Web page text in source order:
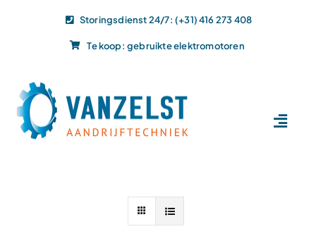
Storingsdienst 24/7: (+31) 416 273 408
Te koop: gebruikte elektromotoren
Dit leveren wij